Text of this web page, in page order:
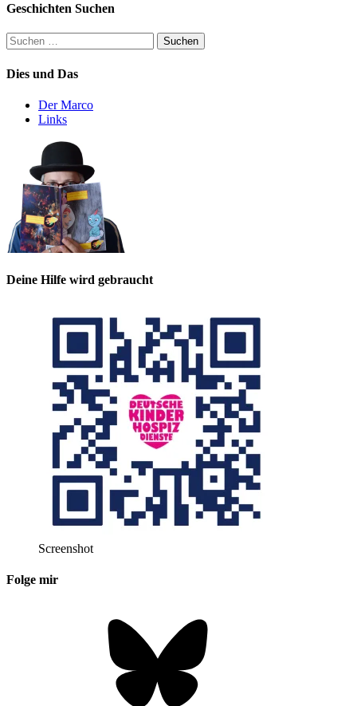
Geschichten Suchen
Suchen
nach:
Dies und Das
Der Marco
Links
Deine Hilfe wird gebraucht
Screenshot
Folge mir